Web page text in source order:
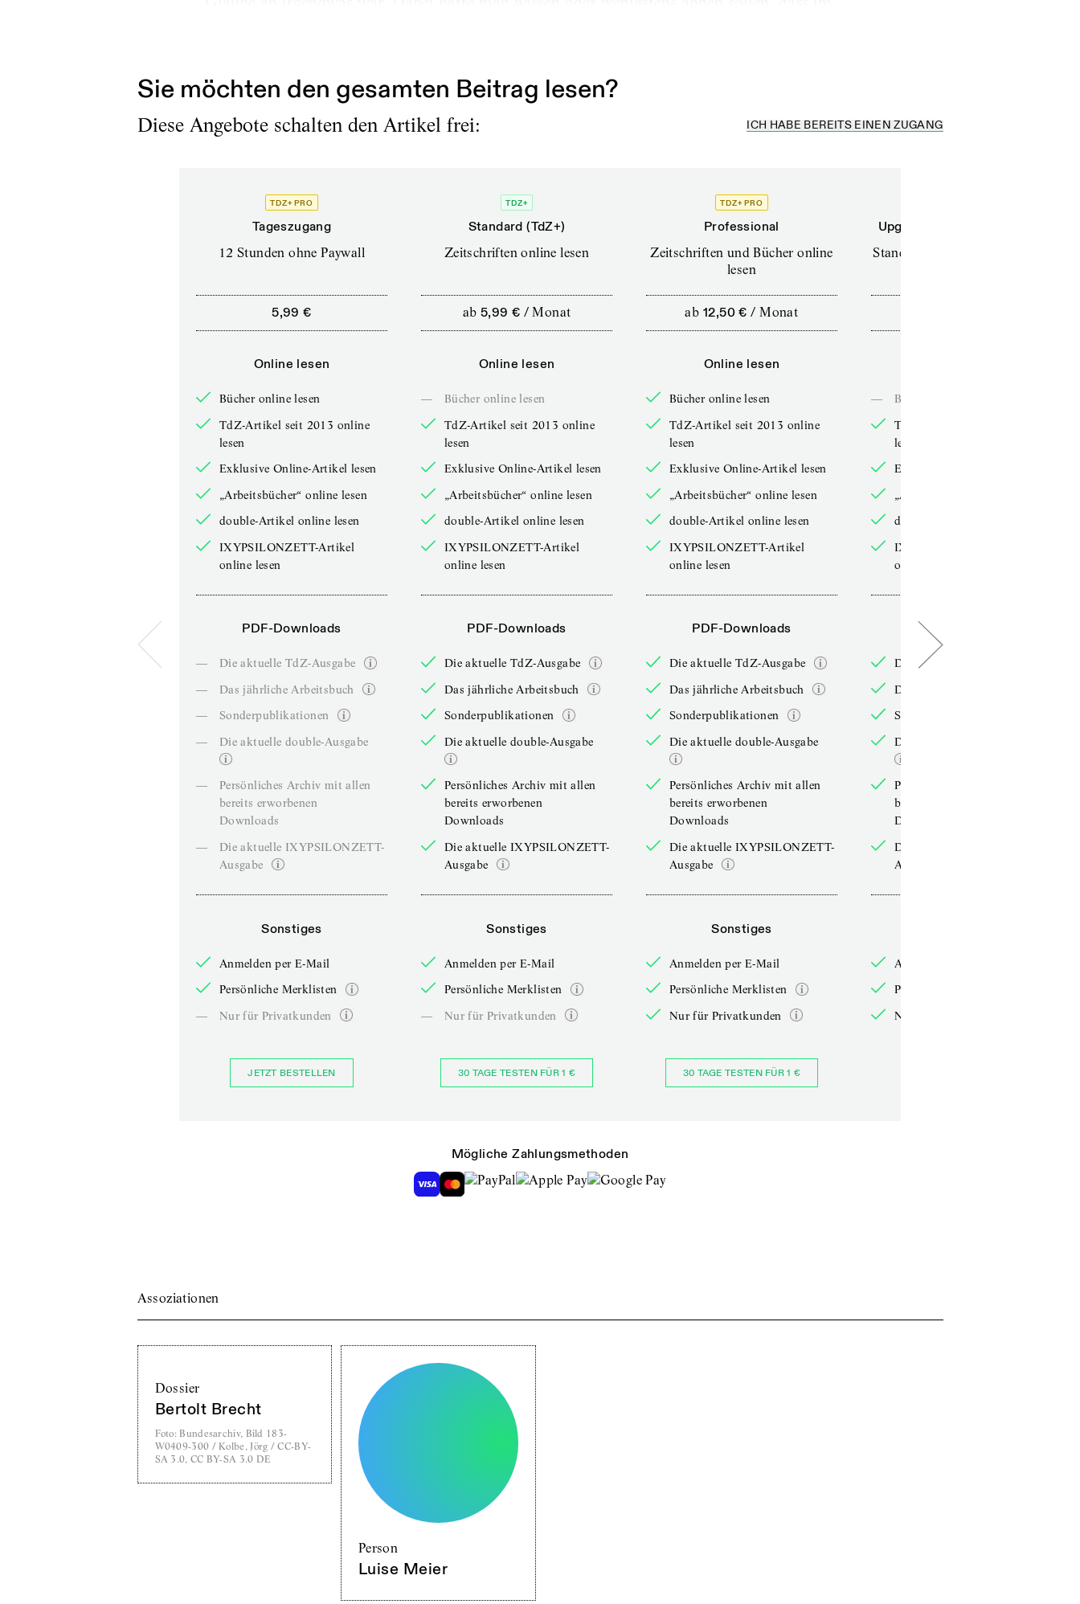
Sie möchten den gesamten Beitrag lesen?
Diese Angebote schalten den Artikel frei: ICH HABE BEREITS EINEN ZUGANG
TDZ+ PRO
Tageszugang
12 Stunden ohne Paywall
5,99 €
Online lesen
Bücher online lesen
TdZ-Artikel seit 2013 online
lesen
Exklusive Online-Artikel lesen
„Arbeitsbücher“ online lesen
double-Artikel online lesen
IXYPSILONZETT-Artikel
online lesen
PDF-Downloads
—
Die aktuelle TdZ-Ausgabe
—
Das jährliche Arbeitsbuch
—
Sonderpublikationen
—
Die aktuelle double-Ausgabe
—
Persönliches Archiv mit allen
bereits erworbenen
Downloads
—
Die aktuelle IXYPSILONZETT-
Ausgabe
Sonstiges
Anmelden per E-Mail
Persönliche Merklisten
—
Nur für Privatkunden
JETZT BESTELLEN
TDZ+
Standard (TdZ+)
Zeitschriften online lesen
ab 5,99 € /Monat
Online lesen
—
Bücher online lesen
TdZ-Artikel seit 2013 online
lesen
Exklusive Online-Artikel lesen
„Arbeitsbücher“ online lesen
double-Artikel online lesen
IXYPSILONZETT-Artikel
online lesen
PDF-Downloads
Die aktuelle TdZ-Ausgabe
Das jährliche Arbeitsbuch
Sonderpublikationen
Die aktuelle double-Ausgabe
Persönliches Archiv mit allen
bereits erworbenen
Downloads
Die aktuelle IXYPSILONZETT-
Ausgabe
Sonstiges
Anmelden per E-Mail
Persönliche Merklisten
—
Nur für Privatkunden
30 TAGE TESTEN FÜR 1 €
TDZ+ PRO
Professional
Zeitschriften und Bücher online
lesen
ab 12,50 € /Monat
Online lesen
Bücher online lesen
TdZ-Artikel seit 2013 online
lesen
Exklusive Online-Artikel lesen
„Arbeitsbücher“ online lesen
double-Artikel online lesen
IXYPSILONZETT-Artikel
online lesen
PDF-Downloads
Die aktuelle TdZ-Ausgabe
Das jährliche Arbeitsbuch
Sonderpublikationen
Die aktuelle double-Ausgabe
Persönliches Archiv mit allen
bereits erworbenen
Downloads
Die aktuelle IXYPSILONZETT-
Ausgabe
Sonstiges
Anmelden per E-Mail
Persönliche Merklisten
Nur für Privatkunden
30 TAGE TESTEN FÜR 1 €
Upgrade für Printabonnenten
Standard (TdZ+) – Zeitschriften
—
Bücher online lesen
TdZ-Artikel seit 2013 online
lesen
Exklusive Online-Artikel lesen
„Arbeitsbücher“ online lesen
double-Artikel online lesen
IXYPSILONZETT-Artikel
online lesen
PDF-Downloads
Die aktuelle TdZ-Ausgabe
Das jährliche Arbeitsbuch
Sonderpublikationen
Die aktuelle double-Ausgabe
Persönliches Archiv mit allen
bereits erworbenen
Downloads
Die aktuelle IXYPSILONZETT-
Ausgabe
Anmelden per E-Mail
Persönliche Merklisten
Nur für Privatkunden
Mögliche Zahlungsmethoden
Assoziationen
Dossier
Bertolt Brecht
Foto: Bundesarchiv, Bild 183-
W0409-300 / Kolbe, Jörg / CC-BY-
SA 3.0, CC BY-SA 3.0 DE
Person
Luise Meier